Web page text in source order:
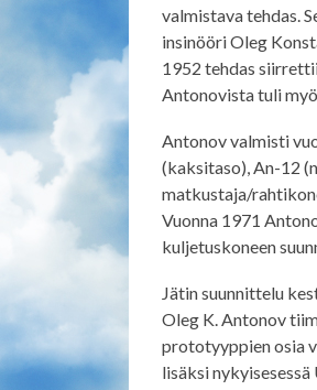
valmistava tehdas.
insinööri Oleg
1952 tehdas
Antonovista tuli
Antonov valmisti
(kaksitaso), An-12
matkustaja/
Vuonna 1971
kuljetuskoneen
Jätin suunnittelu
Oleg K. Antonov
prototyyppien osia
lisäksi